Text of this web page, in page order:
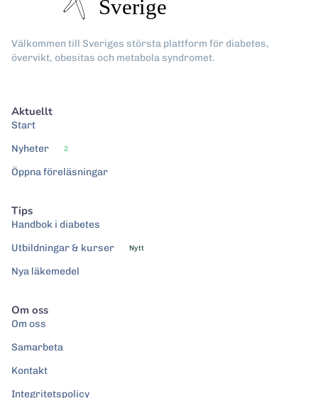
Välkommen till Sveriges största plattform för diabetes,
övervikt, obesitas och metabola syndromet.
Aktuellt
Start
Nyheter
2
Öppna föreläsningar
Tips
Handbok i diabetes
Utbildningar & kurser
Nytt
Nya läkemedel
Om oss
Om oss
Samarbeta
Kontakt
Integritetspolicy